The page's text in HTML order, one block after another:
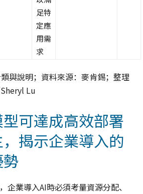
足特
定應
用需
求
與說明；資料來源：麥肯錫；整理
Lu
可達成高效部署
揭示企業導入的
企業導入AI時必須考量資源分配、